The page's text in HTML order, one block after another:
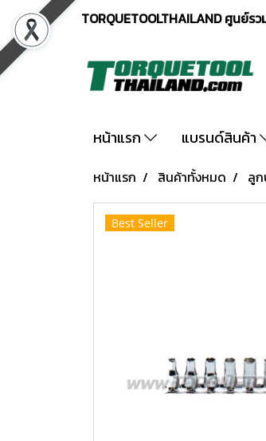
TORQUETOOLTHAILAND ศูนย์
หน้าแรก แบรนด์สินค้า
หน้าแรก สินค้าทั้งหมด ลู
Best Seller